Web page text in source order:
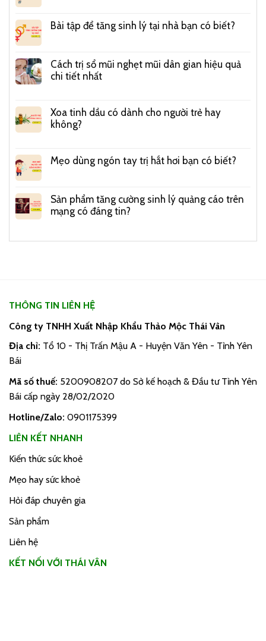
Bài tập để tăng sinh lý tại nhà bạn có biết?
Cách trị sổ mũi nghẹt mũi dân gian hiệu quả
chi tiết nhất
Xoa tinh dầu có dành cho người trẻ hay
không?
Mẹo dùng ngón tay trị hắt hơi bạn có biết?
Sản phẩm tăng cường sinh lý quảng cáo trên
mạng có đáng tin?
THÔNG TIN LIÊN HỆ
Công ty TNHH Xuất Nhập Khẩu Thảo Mộc Thái Vân
Địa chỉ: Tổ 10 - Thị Trấn Mậu A - Huyện Văn Yên - Tỉnh Yên
Bái
Mã số thuế: 5200908207 do Sở kế hoạch & Đầu tư Tỉnh Yên
Bái cấp ngày 28/02/2020
Hotline/Zalo: 0901175399
LIÊN KẾT NHANH
Kiến thức sức khoẻ
Mẹo hay sức khoẻ
Hỏi đáp chuyên gia
Sản phẩm
Liên hệ
KẾT NỐI VỚI THÁI VÂN